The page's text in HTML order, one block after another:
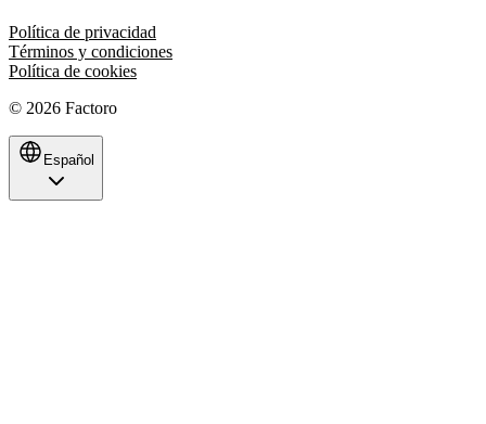
Política de privacidad
Términos y condiciones
Política de cookies
© 2026 Factoro
Español